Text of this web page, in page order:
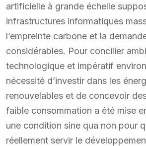
artificielle à grande échelle
infrastructures informatiques
l’empreinte carbone et la
considérables. Pour concilier
technologique et impératif
nécessité d’investir dans les
renouvelables et de concevoir
faible consommation a été mise
une condition sine qua non pour
réellement servir le